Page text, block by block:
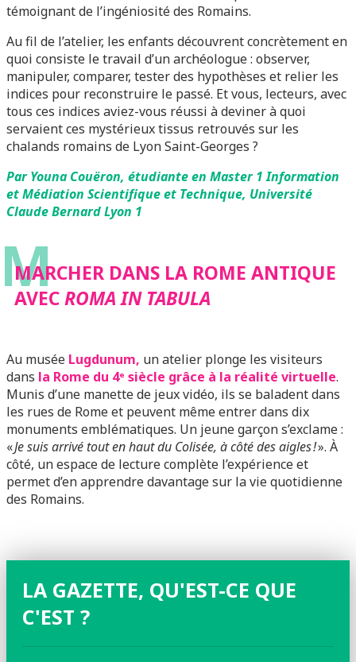
témoignant de l’ingéniosité des Romains.
Au fil de l’atelier, les enfants découvrent concrètement en
quoi consiste le travail d’un archéologue : observer,
manipuler, comparer, tester des hypothèses et relier les
indices pour reconstruire le passé. Et vous, lecteurs, avec
tous ces indices aviez-vous réussi à deviner à quoi
servaient ces mystérieux tissus retrouvés sur les
chalands romains de Lyon Saint-Georges ?
Par Youna Couëron, étudiante en Master 1 Information
et Médiation Scientifique et Technique, Université
Claude Bernard Lyon 1
M
MARCHER DANS LA ROME ANTIQUE
AVECROMA IN TABULA
Au musée Lugdunum, un atelier plonge les visiteurs
dans la Rome du 4ᵉ siècle grâce à la réalité virtuelle.
Munis d’une manette de jeux vidéo, ils se baladent dans
les rues de Rome et peuvent même entrer dans dix
monuments emblématiques. Un jeune garçon s’exclame :
«Je suis arrivé tout en haut du Colisée, à côté des aigles !». À
côté, un espace de lecture complète l’expérience et
permet d’en apprendre davantage sur la vie quotidienne
des Romains.
LA GAZETTE, QU'EST-CE QUE
C'EST ?